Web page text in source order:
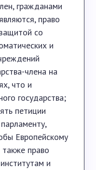
гражданами
право
со
и
члена на
что и
государства;
петиции
Европейскому
право
и